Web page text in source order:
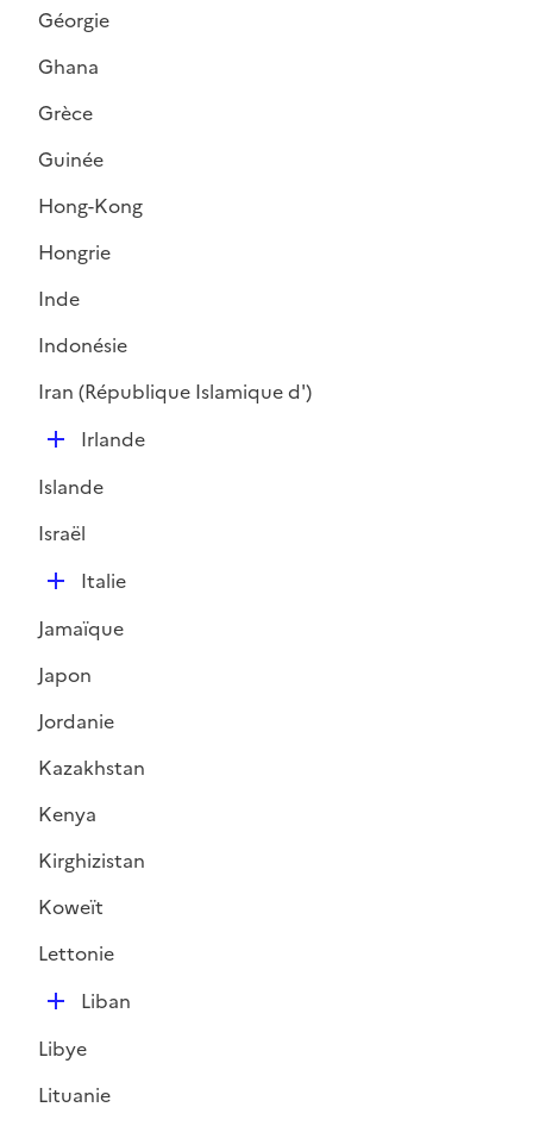
l
e
Géorgie
Ghana
Grèce
Guinée
Hong-Kong
Hongrie
Inde
Indonésie
Iran (République Islamique d')
D
p
l
Irlande
Islande
Israël
D
p
l
e
Italie
Jamaïque
Japon
Jordanie
Kazakhstan
Kenya
Kirghizistan
Koweït
Lettonie
D
p
l
Liban
Libye
Lituanie